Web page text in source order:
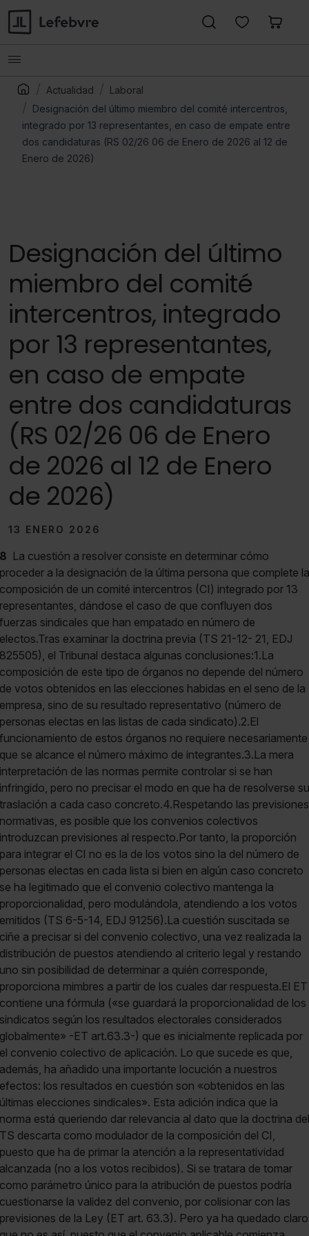
Actualidad
Laboral
Designación del último miembro del comité intercentros,
integrado por 13 representantes, en caso de empate entre
dos candidaturas (RS 02/26 06 de Enero de 2026 al 12 de
Enero de 2026)
Designación del último
miembro del comité
intercentros, integrado
por 13 representantes,
en caso de empate
entre dos candidaturas
(RS 02/26 06 de Enero
de 2026 al 12 de Enero
de 2026)
13 ENERO 2026
8 La cuestión a resolver consiste en determinar cómo
proceder a la designación de la última persona que complete la
composición de un comité intercentros (CI) integrado por 13
representantes, dándose el caso de que confluyen dos
fuerzas sindicales que han empatado en número de
electos.Tras examinar la doctrina previa (TS 21-12- 21, EDJ
825505), el Tribunal destaca algunas conclusiones:1.La
composición de este tipo de órganos no depende del número
de votos obtenidos en las elecciones habidas en el seno de la
empresa, sino de su resultado representativo (número de
personas electas en las listas de cada sindicato).2.El
funcionamiento de estos órganos no requiere necesariamente
que se alcance el número máximo de integrantes.3.La mera
interpretación de las normas permite controlar si se han
infringido, pero no precisar el modo en que ha de resolverse su
traslación a cada caso concreto.4.Respetando las previsiones
normativas, es posible que los convenios colectivos
introduzcan previsiones al respecto.Por tanto, la proporción
para integrar el CI no es la de los votos sino la del número de
personas electas en cada lista si bien en algún caso concreto
se ha legitimado que el convenio colectivo mantenga la
proporcionalidad, pero modulándola, atendiendo a los votos
emitidos (TS 6-5-14, EDJ 91256).La cuestión suscitada se
ciñe a precisar si del convenio colectivo, una vez realizada la
distribución de puestos atendiendo al criterio legal y restando
uno sin posibilidad de determinar a quién corresponde,
proporciona mimbres a partir de los cuales dar respuesta.El ET
contiene una fórmula («se guardará la proporcionalidad de los
sindicatos según los resultados electorales considerados
globalmente» -ET art.63.3-) que es inicialmente replicada por
el convenio colectivo de aplicación. Lo que sucede es que,
además, ha añadido una importante locución a nuestros
efectos: los resultados en cuestión son «obtenidos en las
últimas elecciones sindicales». Esta adición indica que la
norma está queriendo dar relevancia al dato que la doctrina del
TS descarta como modulador de la composición del CI,
puesto que ha de primar la atención a la representatividad
alcanzada (no a los votos recibidos). Si se tratara de tomar
como parámetro único para la atribución de puestos podría
cuestionarse la validez del convenio, por colisionar con las
previsiones de la Ley (ET art. 63.3). Pero ya ha quedado claro